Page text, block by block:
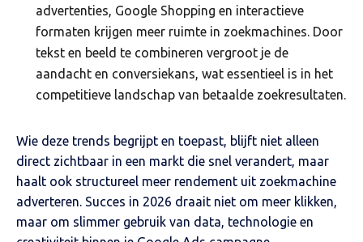
advertenties, Google Shopping en interactieve
formaten krijgen meer ruimte in zoekmachines. Door
tekst en beeld te combineren vergroot je de
aandacht en conversiekans, wat essentieel is in het
competitieve landschap van betaalde zoekresultaten.
Wie deze trends begrijpt en toepast, blijft niet alleen
direct zichtbaar in een markt die snel verandert, maar
haalt ook structureel meer rendement uit zoekmachine
adverteren. Succes in 2026 draait niet om meer klikken,
maar om slimmer gebruik van data, technologie en